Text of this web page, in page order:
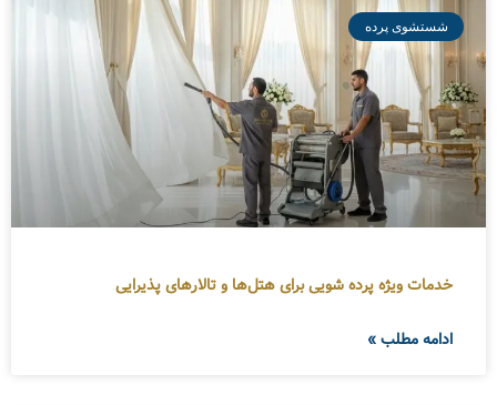
شستشوی پرده
خدمات ویژه پرده شویی برای هتل‌ها و تالارهای پذیرایی
ادامه مطلب »